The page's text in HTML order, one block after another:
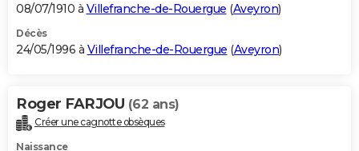
08/07/1910 à Villefranche-de-Rouergue (Aveyron)
Décès
24/05/1996 à Villefranche-de-Rouergue (Aveyron)
Roger FARJOU (62 ans)
Créer une cagnotte obsèques
Naissance